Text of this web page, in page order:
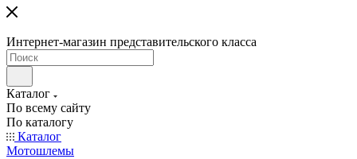
Интернет-магазин представительского класса
Каталог
По всему сайту
По каталогу
Каталог
Мотошлемы